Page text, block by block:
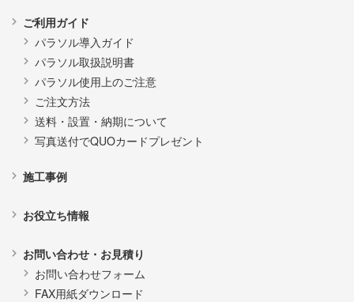
ご利用ガイド
パラソル導入ガイド
パラソル取扱説明書
パラソル使用上のご注意
ご注文方法
送料・設置・納期について
写真送付でQUOカードプレゼント
施工事例
お役立ち情報
お問い合わせ・お見積り
お問い合わせフォーム
FAX用紙ダウンロード